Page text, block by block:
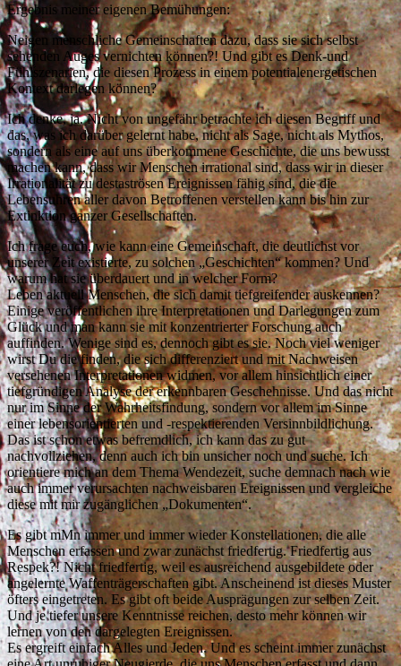
Ergebnis meiner eigenen Bemühungen:
Neigen menschliche Gemeinschaften dazu, dass sie sich selbst
sehenden Auges vernichten können?! Und gibt es Denk-und
Fühlszenarien, die diesen Prozess in einem potentialenergetischen
Kontext darlegen können?
Ich denke, ja. Nicht von ungefähr betrachte ich diesen Begriff und
das, was ich darüber gelernt habe, nicht als Sage, nicht als Mythos,
sondern als eine auf uns überkommene Geschichte, die uns bewusst
machen kann, dass wir Menschen irrational sind, dass wir in dieser
Irrationalität zu destaströsen Ereignissen fähig sind, die die
Lebensuhren aller davon Betroffenen verstellen kann bis hin zur
Extinktion ganzer Gesellschaften.
Ich frage euch, wie kann eine Gemeinschaft, die deutlichst vor
unserer Zeit existierte, zu solchen „Geschichten“ kommen? Und
warum hat sie überdauert und in welcher Form?
Leben aktuell Menschen, die sich damit tiefgreifender auskennen?
Einige veröffentlichen ihre Interpretationen und Darlegungen zum
Glück und man kann sie mit konzentrierter Forschung auch
auffinden. Wenige sind es, dennoch gibt es sie. Noch viel weniger
wirst Du die finden, die sich differenziert und mit Nachweisen
versehenen Interpretationen widmen, vor allem hinsichtlich einer
tiefgründigen Analyse der erkennbaren Geschehnisse. Und das nicht
nur im Sinne der Wahrheitsfindung, sondern vor allem im Sinne
einer lebensorientierten und -respektierenden Versinnbildlichung.
Das ist schon etwas befremdlich, ich kann das zu gut
nachvollziehen, denn auch ich bin unsicher noch und suche. Ich
orientiere mich an dem Thema Wendezeit, suche demnach nach wie
auch immer verursachten nachweisbaren Ereignissen und vergleiche
diese mit mir zugänglichen „Dokumenten“.
Es gibt mMn immer und immer wieder Konstellationen, die alle
Menschen erfassen und zwar zunächst friedfertig. Friedfertig aus
Respek?! Nicht friedfertig, weil es ausreichend ausgebildete oder
angelernte Waffenträgerschaften gibt. Anscheinend ist dieses Muster
öfters eingetreten. Es gibt oft beide Ausprägungen zur selben Zeit.
Und je tiefer unsere Kenntnisse reichen, desto mehr können wir
lernen von den dargelegten Ereignissen.
Es ergreift einfach Alles und Jeden. Und es scheint immer zunächst